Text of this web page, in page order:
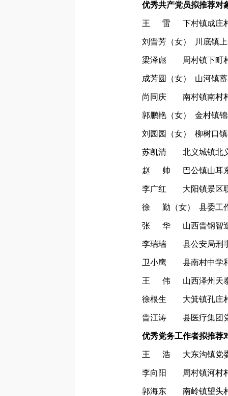
优秀共产党员拟推荐对
王 雷 下村镇成庄村
刘晋芳（女） 川底镇
梁泽彪 周村镇下町村
成芳圆（女） 山河镇
尚同庆 南村镇南村村
郭鹏艳（女） 金村镇
刘园园（女） 柳树口
苏凯清 北义城镇北义
赵 帅 巴公镇山耳东
李广红 大阳镇景区联
徐 勤（女） 县委工
张 华 山西晋钢智造
李瑞瑞 县公安局刑事
卫小鹰 县南村中学和
王 伟 山西泽州天泰
徐根生 大箕镇孔庄
晋江涛 县医疗集团党
优秀党务工作者拟推荐
王 浩 大东沟镇党委
李向阳 周村镇河村村
郭海东 南岭镇望头村